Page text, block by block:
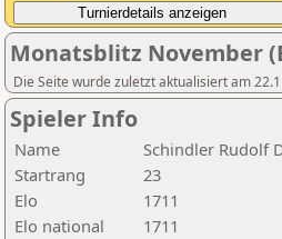
Monatsblitz November
Die Seite wurde zuletzt aktualisiert am
Spieler Info
Name
Schindler Rudolf
Startrang
23
Elo
1711
Elo national
1711